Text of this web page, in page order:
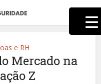
e RH
Mercado na
Z